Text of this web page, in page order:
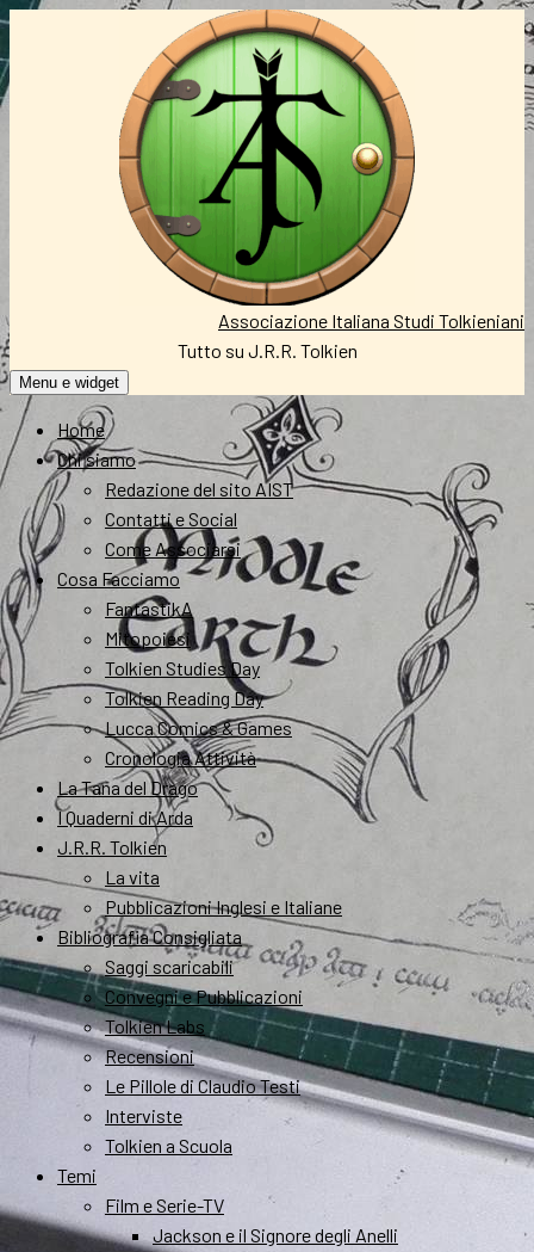
Vai
al
contenuto
Associazione Italiana Studi Tolkieniani
Tutto su J.R.R. Tolkien
Menu e widget
Home
Chi siamo
Redazione del sito AIST
Contatti e Social
Come Associarsi
Cosa Facciamo
FantastikA
Mitopoiesi
Tolkien Studies Day
Tolkien Reading Day
Lucca Comics & Games
Cronologia Attività
La Tana del Drago
I Quaderni di Arda
J.R.R. Tolkien
La vita
Pubblicazioni Inglesi e Italiane
Bibliografia Consigliata
Saggi scaricabili
Convegni e Pubblicazioni
Tolkien Labs
Recensioni
Le Pillole di Claudio Testi
Interviste
Tolkien a Scuola
Temi
Film e Serie-TV
Jackson e il Signore degli Anelli